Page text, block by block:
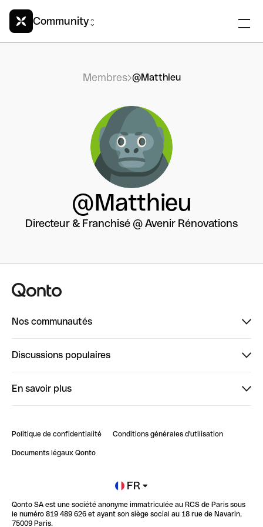
Community
Membres @Matthieu
@Matthieu
Directeur & Franchisé @ Avenir Rénovations
Nos communautés
ClubQonto
Discussions populaires
Impact de l'IA sur les carrières/productivité
En savoir plus
Blog
Newsroom
Glossaire finance
Politique de confidentialité Conditions générales d'utilisation
Documents légaux Qonto
FR
Qonto SA est une société anonyme immatriculée au RCS de Paris sous
le numéro 819 489 626 et ayant son siège social au 18 rue de Navarin,
75009 Paris.